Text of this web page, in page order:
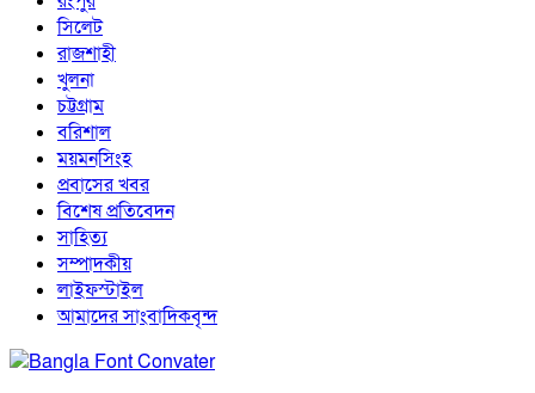
সিলেট
রাজশাহী
খুলনা
চট্টগ্রাম
বরিশাল
ময়মনসিংহ
প্রবাসের খবর
বিশেষ প্রতিবেদন
সাহিত্য
সম্পাদকীয়
লাইফস্টাইল
আমাদের সাংবাদিকবৃন্দ